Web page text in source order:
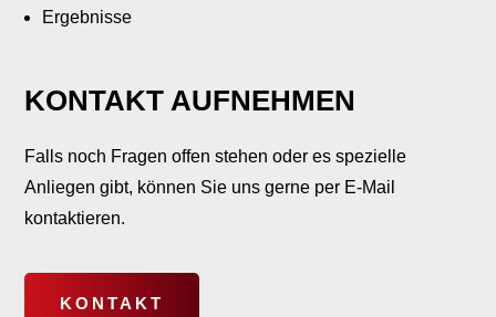
Ergebnisse
KONTAKT AUFNEHMEN
Falls noch Fragen offen stehen oder es spezielle
Anliegen gibt, können Sie uns gerne per E-Mail
kontaktieren.
KONTAKT